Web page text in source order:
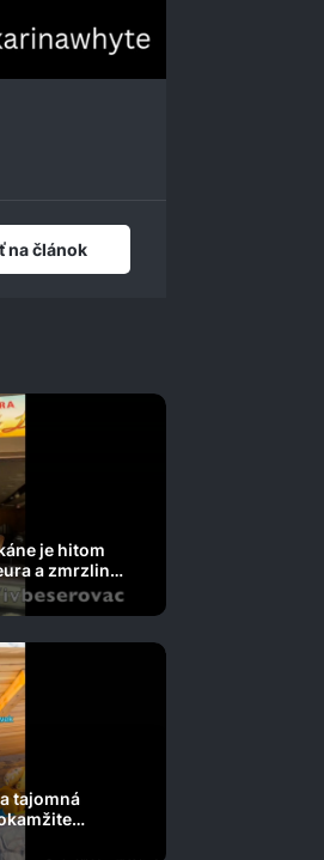
na článok
je hitom
a zmrzlina
tajomná